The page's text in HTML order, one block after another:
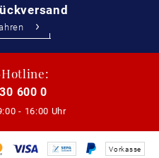
600 0
- 16:00 Uhr
Vorkasse